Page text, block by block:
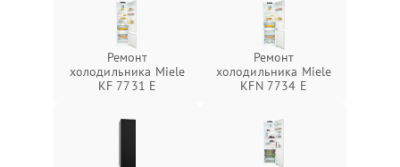
Ремонт
холодильника Miele
KF 7731 E
Ремонт
холодильника Miele
KFN 7734 E